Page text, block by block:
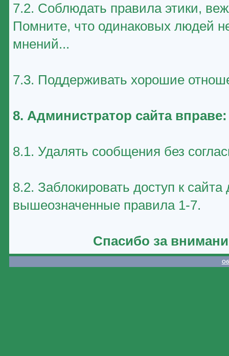
7.2. Соблюдать правила этики,
Помните, что одинаковых людей
мнений...
7.3. Поддерживать хорошие
8. Администратор сайта вправе:
8.1. Удалять сообщения без
8.2. Заблокировать доступ к
вышеозначенные правила 1-7.
Спасибо за